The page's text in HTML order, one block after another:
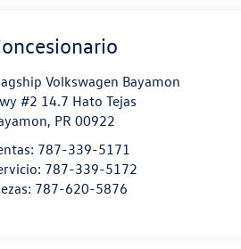
Volkswagen Bayamon
#2 14.7 Hato Tejas
, PR 00922
787-339-5171
787-339-5172
787-620-5876